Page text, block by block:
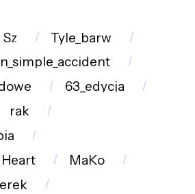
Tyle_barw
63_edycja
rak
MaKo